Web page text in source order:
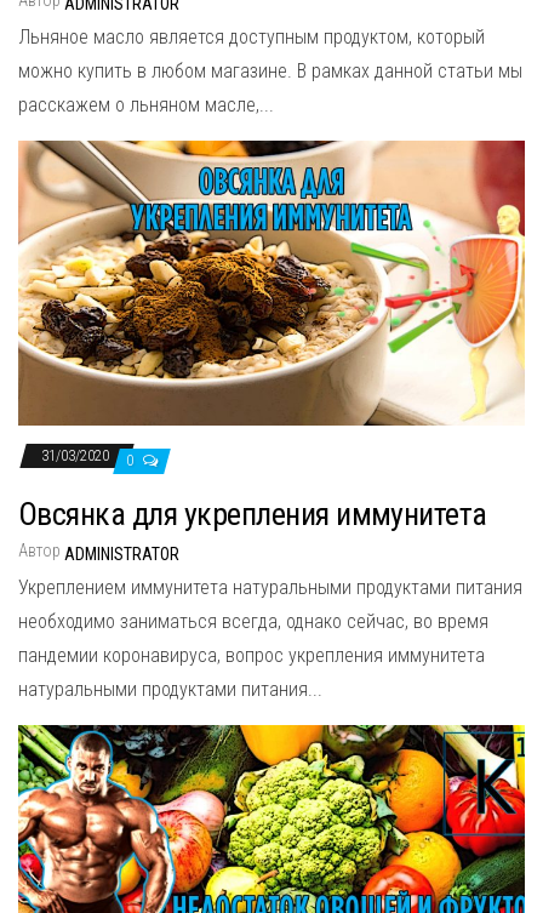
Льняное масло является доступным продуктом, который
можно купить в любом магазине. В рамках данной статьи мы
расскажем о льняном масле,...
31/03/2020 0
Овсянка для укрепления иммунитета
Автор ADMINISTRATOR
Укреплением иммунитета натуральными продуктами питания
необходимо заниматься всегда, однако сейчас, во время
пандемии коронавируса, вопрос укрепления иммунитета
натуральными продуктами питания...